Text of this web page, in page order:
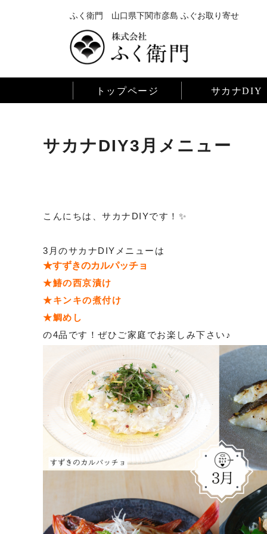
ふく衛門 山口県下関市彦島 ふぐお取り寄せ
トップページ サカナDIY
サカナDIY3月メニュー
こんにちは、サカナDIYです！✨
3月のサカナDIYメニューは
★すずきのカルパッチョ
★鰆の西京漬け
★キンキの煮付け
★鯛めし
の4品です！ぜひご家庭でお楽しみ下さい♪